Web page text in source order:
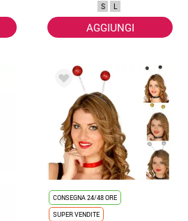
S L
AGGIUNGI
CONSEGNA 24/48 ORE
SUPER VENDITE